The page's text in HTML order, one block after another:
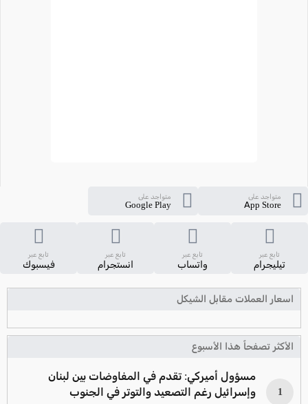
متواجد على
App Store
متواجد على
Google Play
تابع عبر
تيليجرام
تابع عبر
واتساب
تابع عبر
انستجرام
تابع عبر
فيسبوك
اسعار العملات مقابل الشيكل
الأكثر تصفحاً هذا الأسبوع
1
مسؤول أميركي: تقدم في المفاوضات بين لبنان
وإسرائيل رغم التصعيد والتوتر في الجنوب